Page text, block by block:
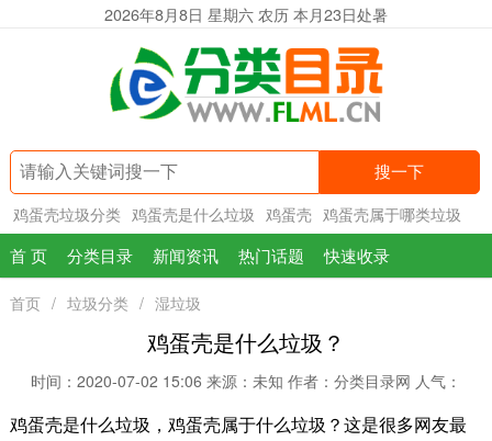
2026年8月8日 星期六 农历 本月23日处暑
搜一下
鸡蛋壳垃圾分类 鸡蛋壳是什么垃圾 鸡蛋壳 鸡蛋壳属于哪类垃圾
首 页 分类目录 新闻资讯 热门话题 快速收录
首页 / 垃圾分类 / 湿垃圾
鸡蛋壳是什么垃圾？
时间：2020-07-02 15:06 来源：未知 作者：分类目录网 人气：
鸡蛋壳是什么垃圾，鸡蛋壳属于什么垃圾？这是很多网友最